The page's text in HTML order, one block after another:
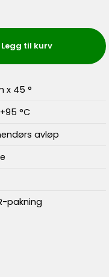
Legg til kurv
x 45 °
°C
avløp
pakning